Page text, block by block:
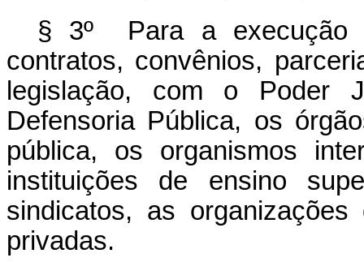
§ 3º Para a execução
contratos, convênios,
legislação, com o Poder
Defensoria Pública, os
pública, os organismos
instituições de ensino
sindicatos, as
privadas.